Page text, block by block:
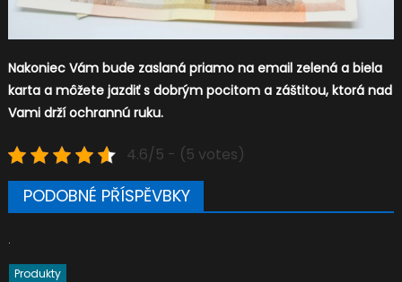
Nakoniec Vám bude zaslaná priamo na email zelená a biela
karta a môžete jazdiť s dobrým pocitom a záštitou, ktorá nad
Vami drží ochrannú ruku.
4.6/5 - (5 votes)
PODOBNÉ PŘÍSPĚVBKY
Produkty